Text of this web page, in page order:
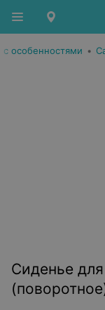
особенностями •
Сиденье